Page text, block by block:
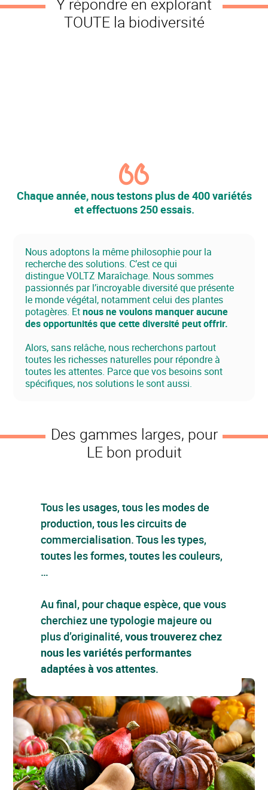
TOUTE la biodiversité
Chaque année, nous testons plus de 400 variétés
et effectuons 250 essais.
Nous adoptons la même philosophie pour la
recherche des solutions. C’est ce qui
distingue VOLTZ Maraîchage. Nous sommes
passionnés par l’incroyable diversité que présente
le monde végétal, notamment celui des plantes
potagères. Etnous ne voulons manquer aucune
des opportunités que cette diversité peut offrir.
Alors, sans relâche, nous recherchons partout
toutes les richesses naturelles pour répondre à
toutes les attentes. Parce que vos besoins sont
spécifiques, nos solutions le sont aussi.
Des gammes larges, pour
LE bon produit
Tous les usages, tous les modes de
production, tous les circuits de
commercialisation. Tous les types,
toutes les formes, toutes les couleurs,
…
Au final, pour chaque espèce, que vous
cherchiez une typologie majeure ou
plus d’originalité,vous trouverez chez
nous les variétés performantes
adaptées à vos attentes.